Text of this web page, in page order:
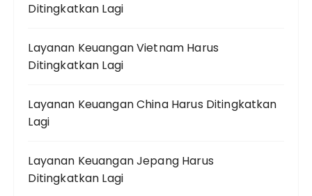
Ditingkatkan Lagi
Layanan Keuangan Vietnam Harus
Ditingkatkan Lagi
Layanan Keuangan China Harus Ditingkatkan
Lagi
Layanan Keuangan Jepang Harus
Ditingkatkan Lagi